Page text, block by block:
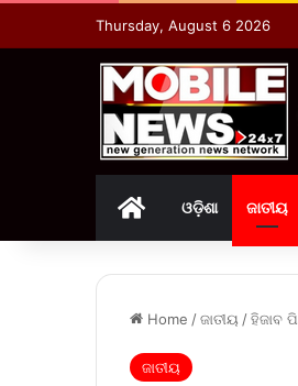
Thursday, August 6 2026
Homeଓଡ଼ିଶା ଜାତୀୟ
Home /ଜାତୀୟ /ହିଜାବ
ଜାତୀୟ